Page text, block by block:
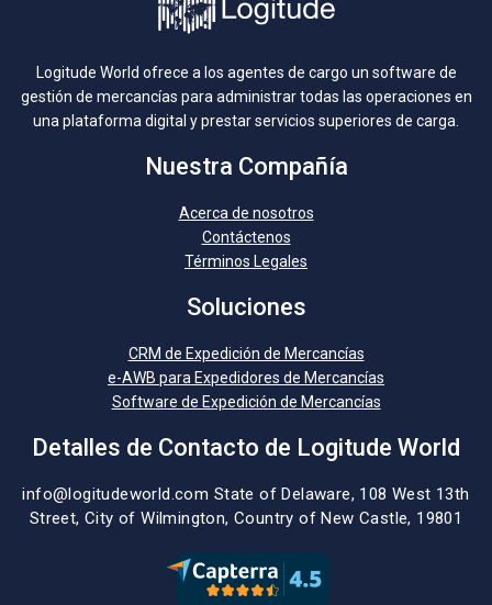
Logitude World ofrece a los agentes de cargo un software de
gestión de mercancías para administrar todas las operaciones en
una plataforma digital y prestar servicios superiores de carga.
Nuestra Compañía
Acerca de nosotros
Contáctenos
Términos Legales
Soluciones
CRM de Expedición de Mercancías
e-AWB para Expedidores de Mercancías
Software de Expedición de Mercancías
Detalles de Contacto de Logitude World
info@logitudeworld.com State of Delaware, 108 West 13th
Street, City of Wilmington, Country of New Castle, 19801